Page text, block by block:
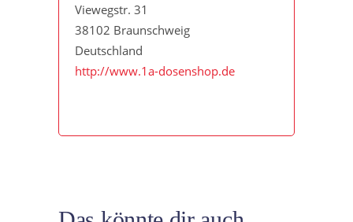
Viewegstr. 31
38102 Braunschweig
Deutschland
http://www.1a-dosenshop.de